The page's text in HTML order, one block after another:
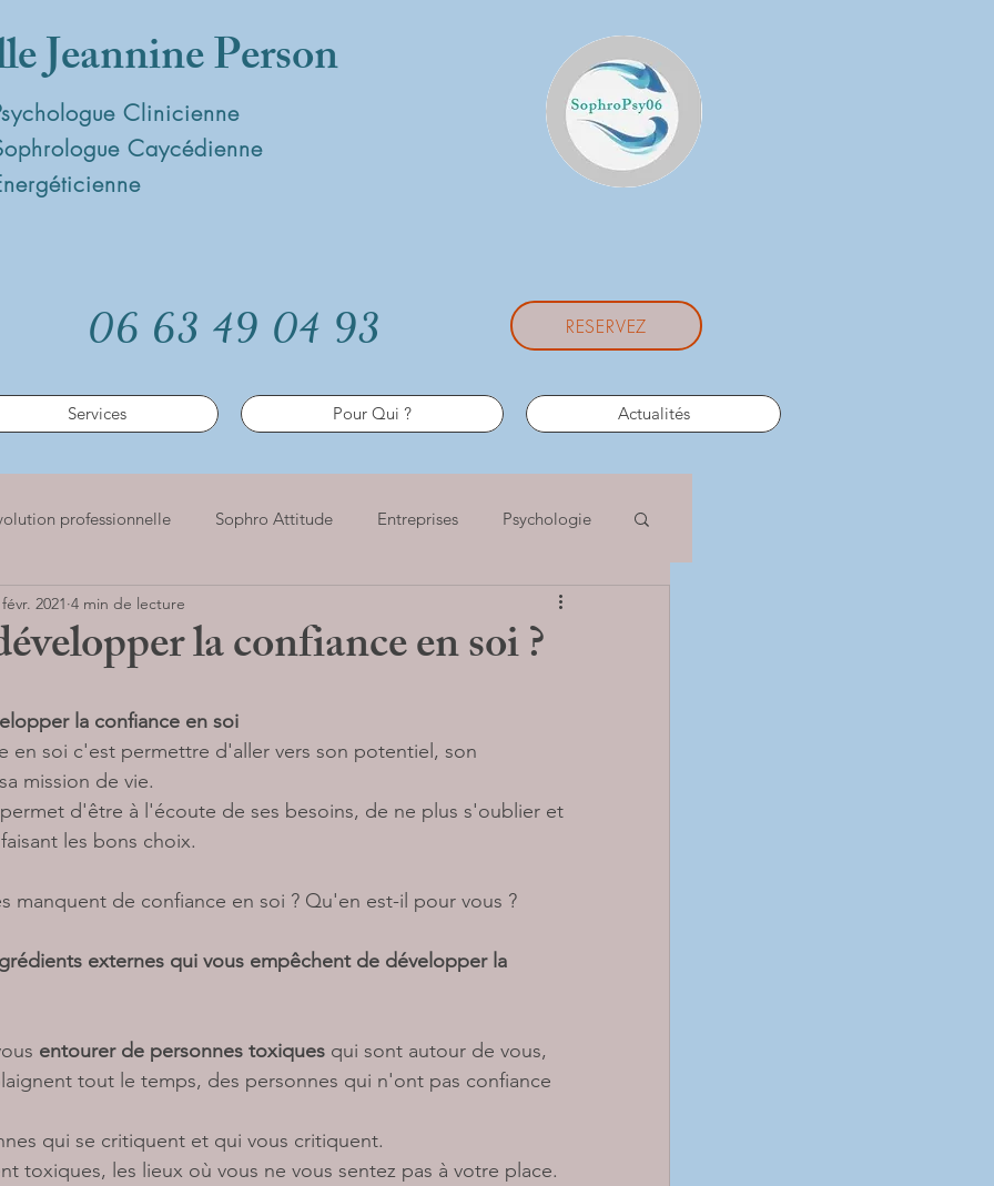
Jeannine Person
Clinicienne
Caycédienne
06 63 49 04 93 RESERVEZ
Services Pour Qui ? Actualités
professionnelle Sophro Attitude Entreprises Psychologie
et santé Notre association Hauts Potentiels
la confiance en soi ?
2021 4 min de lecture
la confiance en soi
en soi c'est permettre d'aller vers son potentiel, son
mission de vie.
d'être à l'écoute de ses besoins, de ne plus s'oublier et
les bons choix.
manquent de confiance en soi ? Qu'en est-il pour vous ?
externes qui vous empêchent de développer la
entourer de personnes toxiques qui sont autour de vous,
tout le temps, des personnes qui n'ont pas confiance
qui se critiquent et qui vous critiquent.
toxiques, les lieux où vous ne vous sentez pas à votre place.